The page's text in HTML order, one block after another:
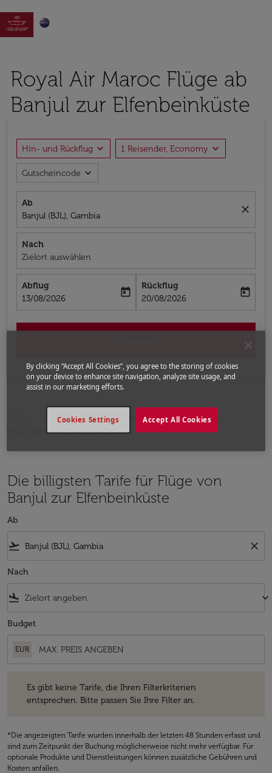

Royal Air Maroc Flüge ab
Banjul zur Elfenbeinküste
Hin- und Rückflug expand_more 1 Reisender, Economy expand_more
Gutscheincode expand_more
Ab
Banjul (BJL), Gambia
close
Nach
Zielort auswählen
Abflug
fc-booking-departure-date-aria-label
13/08/2026
today
Rückflug
fc-booking-return-date-aria-label
20/08/2026
today
Flüge
Flüge nach Elfenbeinküste
Flüge Banjul - Elfenbeinküste
Die billigsten Tarife für Flüge von
Banjul zur Elfenbeinküste
Ab
flight_takeoff close
Nach
flight_land keyboard_arrow_down
Budget
EUR
Es gibt keine Tarife, die Ihren Filterkriterien
entsprechen. Bitte passen Sie Ihre Filter an.
*Die angezeigten Tarife wurden innerhalb der letzten 48 Stunden erfasst und
sind zum Zeitpunkt der Buchung möglicherweise nicht mehr verfügbar. Für
optionale Produkte und Dienstleistungen können zusätzliche Gebühren und
Kosten anfallen.
By clicking “Accept All Cookies”, you agree to the storing of cookies
on your device to enhance site navigation, analyze site usage, and
assist in our marketing efforts.
Accept All Cookies
Cookies Settings